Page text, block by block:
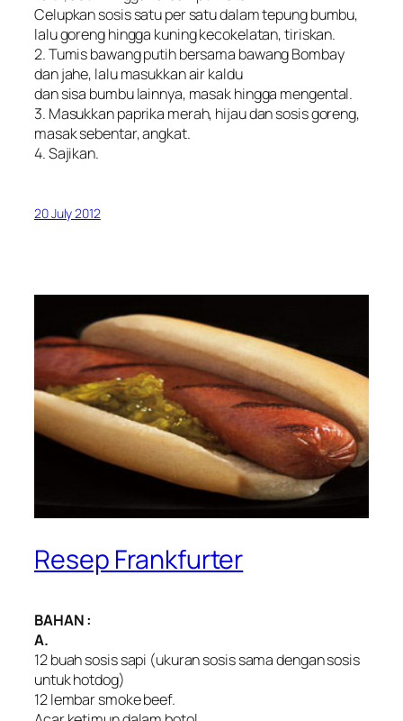
Celupkan sosis satu per satu dalam tepung bumbu,
lalu goreng hingga kuning kecokelatan, tiriskan.
2. Tumis bawang putih bersama bawang Bombay
dan jahe, lalu masukkan air kaldu
dan sisa bumbu lainnya, masak hingga mengental.
3. Masukkan paprika merah, hijau dan sosis goreng,
masak sebentar, angkat.
4. Sajikan.
20 July 2012
Resep Frankfurter
BAHAN :
A.
12 buah sosis sapi (ukuran sosis sama dengan sosis
untuk hotdog)
12 lembar smoke beef.